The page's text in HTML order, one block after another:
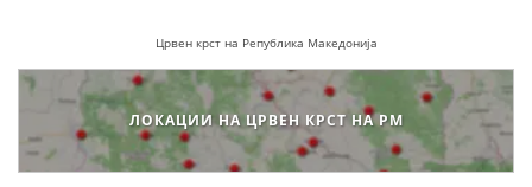
ПРИРАЧНИЦИ
Црвен крст на Република Македонија
ЛОКАЦИИ НА ЦРВЕН КРСТ НА РМ